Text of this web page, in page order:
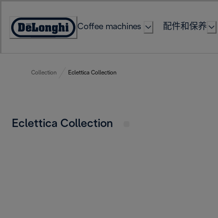
Content
Accessibility
Coffee machines 配件和保养
Collection Eclettica Collection
Eclettica Collection